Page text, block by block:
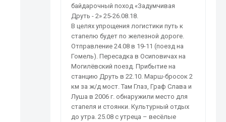
байдарочный поход «Задумчивая
Друть - 2» 25-26.08.18.
В целях упрощения логистики путь к
стапелю будет по железной дороге.
Отправление 24.08 в 19-11 (поезд на
Гомель). Пересадка в Осиповичах на
Могилёвский поезд. Прибытие на
станцию Друть в 22.10. Марш-бросок 2
км за ж/д мост. Там Глаз, Граф Слава и
Луша в 2006 г. обнаружили место для
стапеля и стоянки. Культурный отдых
до утра. 25.08 с утреца – весёлые